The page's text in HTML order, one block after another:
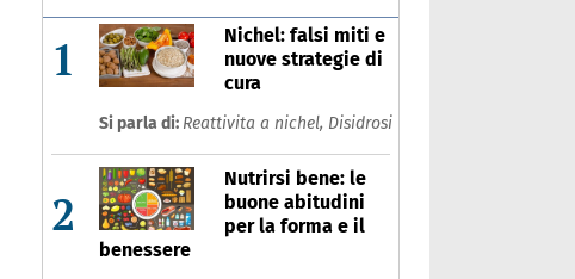
1
Nichel: falsi miti e
nuove strategie di
cura
Si parla di: Reattivita a nichel, Disidrosi
2
Nutrirsi bene: le
buone abitudini
per la forma e il
benessere